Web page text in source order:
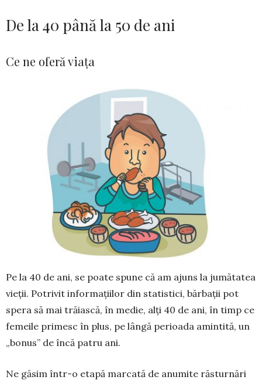
De la 40 până la 50 de ani
Ce ne oferă viața
Pe la 40 de ani, se poate spune că am ajuns la jumătatea
vieții. Potrivit informațiilor din statis­tici, bărbații pot
spera să mai trăiască, în medie, alți 40 de ani, în timp ce
femeile primesc în plus, pe lângă perioada amintită, un
„bonus” de încă patru ani.
Ne găsim într-o etapă marcată de anumite răsturnări